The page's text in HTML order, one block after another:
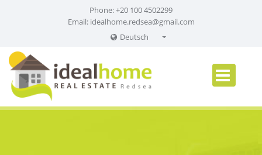
Phone: +20 100 4502299
Email: idealhome.redsea@gmail.com
Deutsch
Russian